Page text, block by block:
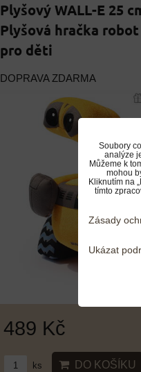
Plyšový WALL-E 25
Plyšová hračka robot
pro děti
DOPRAVA ZDARMA
489 Kč
ks DO KOŠÍKU
Soubory
analýze
Můžeme k
mohou
Kliknutím na
tímto
Zásady
Ukázat